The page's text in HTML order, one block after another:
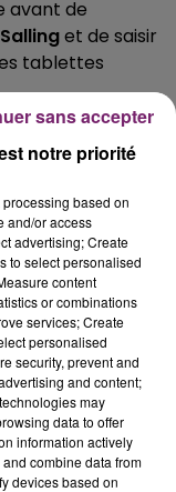
avant de
et de saisir
tablettes
aux côtés
a finalement été
de 20 000
devra
de Los
déjà eu affaire
avait en
Mark
et l'affaire avait
glee-mark-
notre priorité
based on
and/or access
advertising; Create
to select personalised
content
or combinations
services; Create
personalised
security, prevent and
and content;
may
data to offer
information actively
combine data from
devices based on
sans accepter